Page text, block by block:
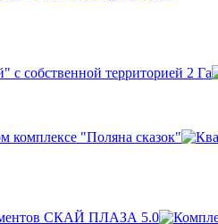
собственной территорией 2 Га
комплексе "Поляна сказок"
СКАЙ ПЛАЗА 5.0